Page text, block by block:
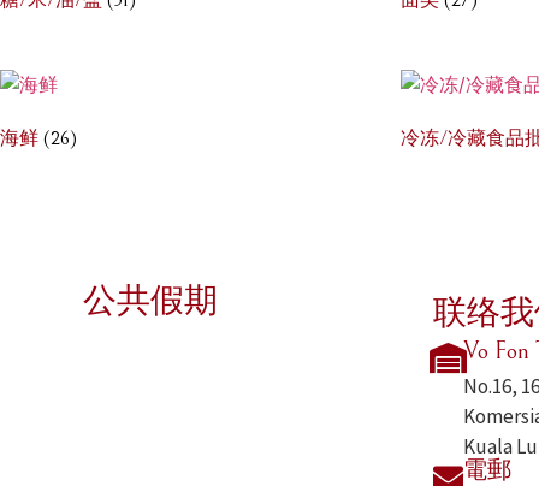
海鲜 (26) 冷冻/冷藏食品
公共假期 联络
Vo Fon
No.16,
Kuala
電郵